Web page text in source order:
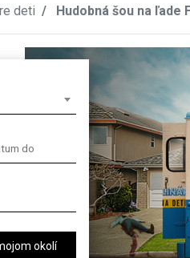
deti Hudobná šou na ľade
okolí
Previous